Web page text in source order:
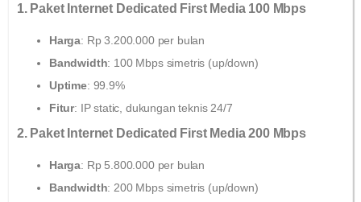
1. Paket Internet Dedicated First Media 100 Mbps
Harga: Rp 3.200.000 per bulan
Bandwidth: 100 Mbps simetris (up/down)
Uptime: 99.9%
Fitur: IP static, dukungan teknis 24/7
2. Paket Internet Dedicated First Media 200 Mbps
Harga: Rp 5.800.000 per bulan
Bandwidth: 200 Mbps simetris (up/down)